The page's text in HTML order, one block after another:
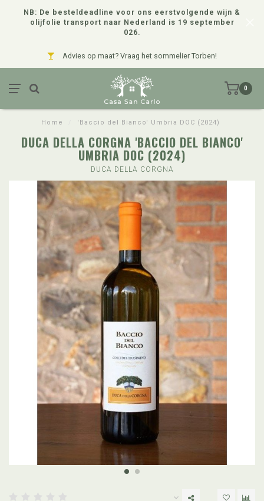
NB: De besteldeadline voor ons eerstvolgende wijn &
olijfolie transport naar Nederland is 19 september
026.
Advies op maat? Vraag het sommelier Torben!
0
Home 'Baccio del Bianco' Umbria DOC (2024)
DUCA DELLA CORGNA 'BACCIO DEL BIANCO'
UMBRIA DOC (2024)
DUCA DELLA CORGNA